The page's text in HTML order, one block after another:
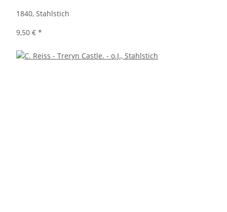
1840, Stahlstich
9,50 € *